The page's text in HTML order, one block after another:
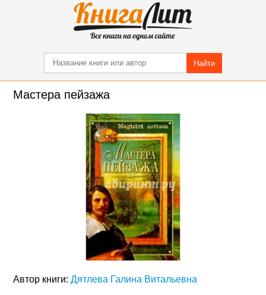
Найти
Мастера пейзажа
Автор книги:Дятлева Галина Витальевна